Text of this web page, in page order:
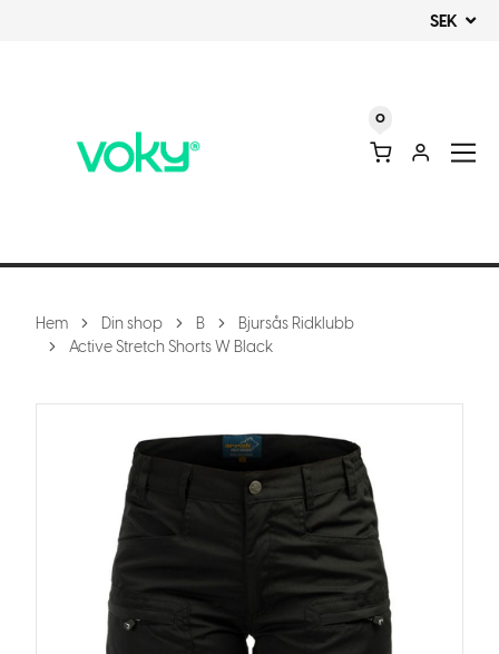
SEK
0
Hem Din shop B
Bjursås Ridklubb
Active Stretch Shorts W Black